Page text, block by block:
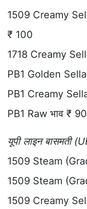
1509 Creamy
₹ 100
1718 Creamy
PB1 Golden
PB1 Creamy
PB1 Raw भाव ₹
यूपी लाइन बासमती
1509 Steam
1509 Steam
1509 Creamy